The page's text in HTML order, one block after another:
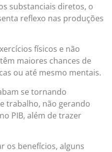
substanciais diretos, o
reflexo nas produções
físicos e não
maiores chances de
ou até mesmo mentais.
se tornando
trabalho, não gerando
PIB, além de trazer
os benefícios, alguns